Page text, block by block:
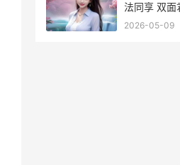
法同享 双面
肤
2026-05-09